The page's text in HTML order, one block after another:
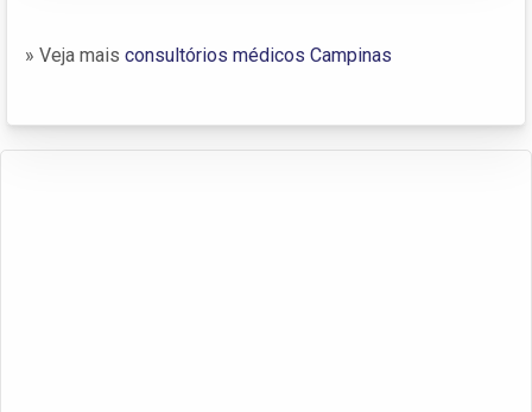
» Veja mais consultórios médicos Campinas